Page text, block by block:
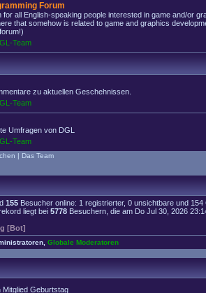
Forum
for all English-speaking people interested in game and/or
that somehow is related to game and graphics
Team
zu aktuellen Geschehnissen.
Team
Umfragen von DGL
Team
| Das Team
155 Besucher online: 1 registrierter, 0 unsichtbare und
liegt bei 5778 Besuchern, die am Do Jul 30, 2026
[Bot]
Globale Moderatoren
Mitglied Geburtstag